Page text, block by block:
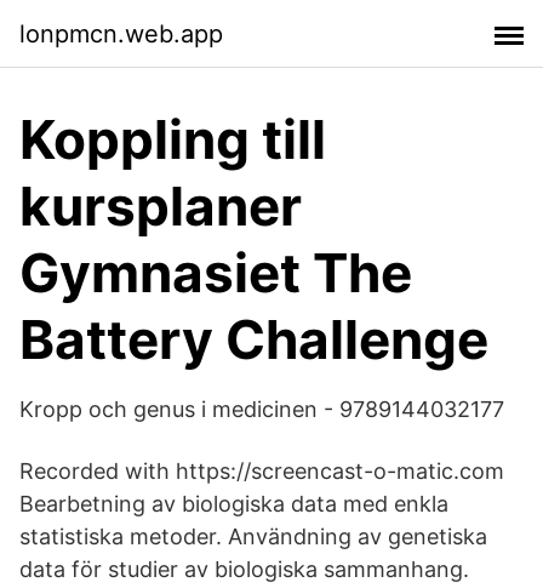
lonpmcn.web.app
Koppling till
kursplaner
Gymnasiet The
Battery Challenge
Kropp och genus i medicinen - 9789144032177
Recorded with https://screencast-o-matic.com
Bearbetning av biologiska data med enkla
statistiska metoder. Användning av genetiska
data för studier av biologiska sammanhang.